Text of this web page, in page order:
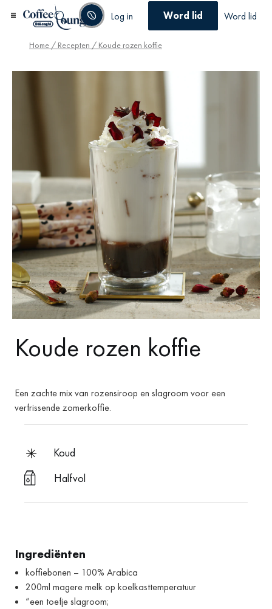
Log in Word lid Word lid
Home / Recepten / Koude rozen koffie
Koude rozen koffie
Een zachte mix van rozensiroop en slagroom voor een
verfrissende zomerkoffie.
koud
Halfvol
Ingrediënten
koffiebonen – 100% Arabica
200ml magere melk op koelkasttemperatuur
“een toefje slagroom;